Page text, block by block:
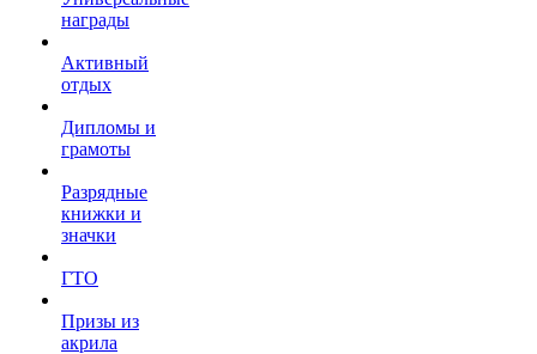
награды
Активный
отдых
Дипломы и
грамоты
Разрядные
книжки и
значки
ГТО
Призы из
акрила